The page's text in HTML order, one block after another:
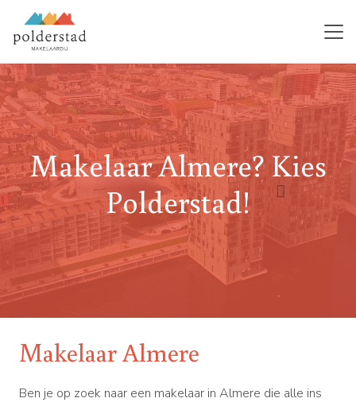
Makelaar Almere? Kies
Polderstad!
Makelaar Almere
Ben je op zoek naar een makelaar in Almere die alle ins